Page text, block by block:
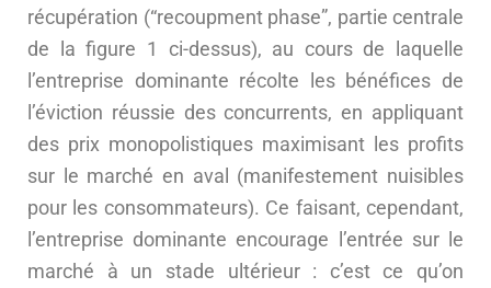
récupération (“recoupment phase”, partie centrale
de la figure 1 ci-dessus), au cours de laquelle
l’entreprise dominante récolte les bénéfices de
l’éviction réussie des concurrents, en appliquant
des prix monopolistiques maximisant les profits
sur le marché en aval (manifestement nuisibles
pour les consommateurs). Ce faisant, cependant,
l’entreprise dominante encourage l’entrée sur le
marché à un stade ultérieur : c’est ce qu’on